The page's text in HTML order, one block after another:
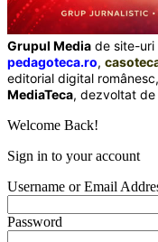
Grupul Media de site-uri
pedagoteca.ro,
editorial digital
MediaTeca, dezvoltat
Welcome Back!
Sign in to your account
Username or Email
Password